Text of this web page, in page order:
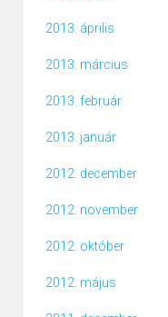
2013. április
2013. március
2013. február
2013. január
2012. december
2012. november
2012. október
2012. május